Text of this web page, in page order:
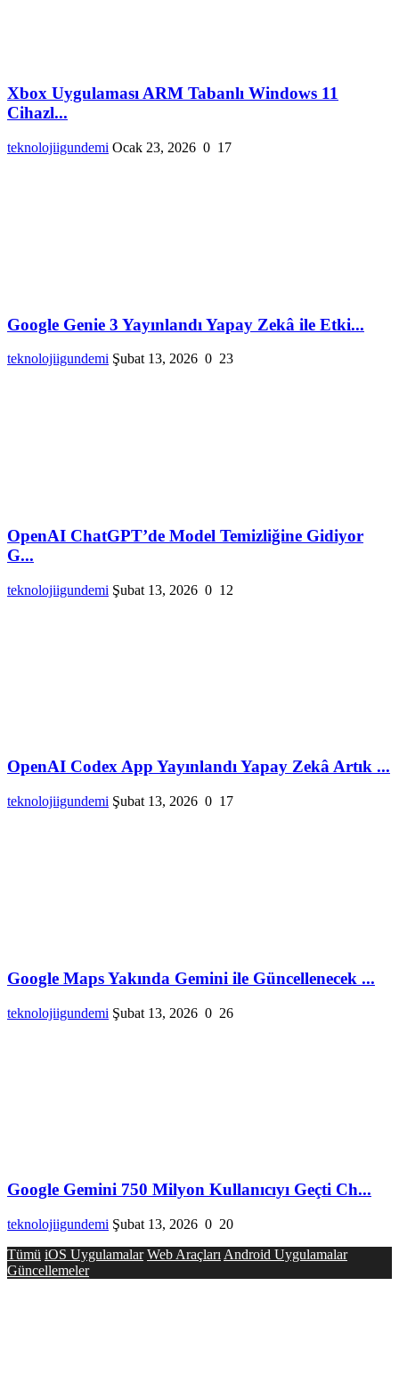
Xbox Uygulaması ARM Tabanlı Windows 11
Cihazl...
teknolojiigundemi Ocak 23, 2026 0 17
Google Genie 3 Yayınlandı Yapay Zekâ ile Etki...
teknolojiigundemi Şubat 13, 2026 0 23
OpenAI ChatGPT’de Model Temizliğine Gidiyor
G...
teknolojiigundemi Şubat 13, 2026 0 12
OpenAI Codex App Yayınlandı Yapay Zekâ Artık ...
teknolojiigundemi Şubat 13, 2026 0 17
Google Maps Yakında Gemini ile Güncellenecek ...
teknolojiigundemi Şubat 13, 2026 0 26
Google Gemini 750 Milyon Kullanıcıyı Geçti Ch...
teknolojiigundemi Şubat 13, 2026 0 20
Tümü iOS Uygulamalar Web Araçları Android Uygulamalar
Güncellemeler